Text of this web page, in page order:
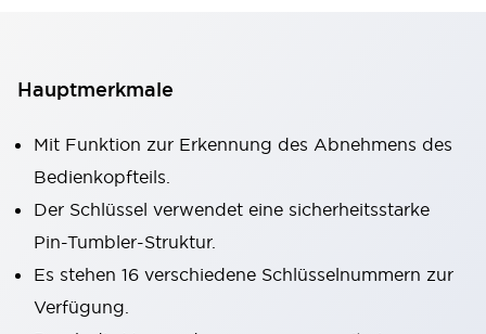
Hauptmerkmale
Mit Funktion zur Erkennung des Abnehmens des
Bedienkopfteils.
Der Schlüssel verwendet eine sicherheitsstarke
Pin-Tumbler-Struktur.
Es stehen 16 verschiedene Schlüsselnummern zur
Verfügung.